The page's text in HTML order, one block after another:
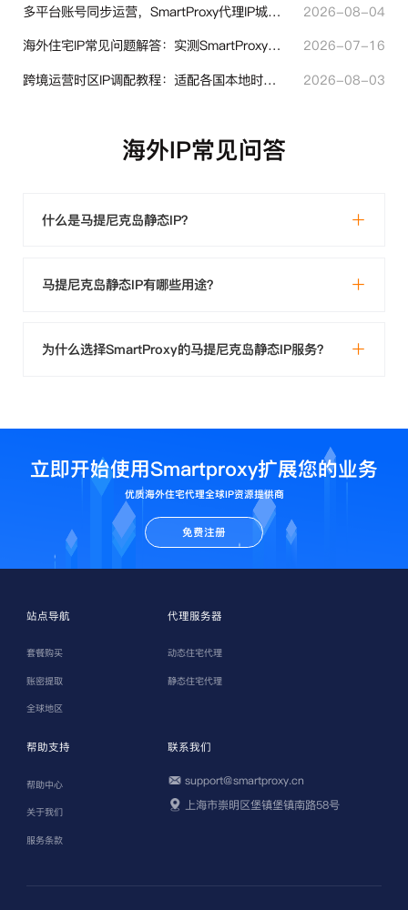
多平台账号同步运营，SmartProxy代理IP城市定位功能有哪些实用价值
2026-08-04
海外住宅IP常见问题解答：实测SmartProxy使用经验分享
2026-07-16
跨境运营时区IP调配教程：适配各国本地时区设置方法
2026-08-03
海外IP常见问答
什么是马提尼克岛静态IP？
马提尼克岛静态IP有哪些用途？
为什么选择SmartProxy的马提尼克岛静态IP服务？
立即开始使用Smartproxy扩展您的业务
优质海外住宅代理全球IP资源提供商
免费注册
站点导航
套餐购买
账密提取
全球地区
代理服务器
动态住宅代理
静态住宅代理
帮助支持
帮助中心
关于我们
服务条款
联系我们
support@smartproxy.cn
上海市崇明区堡镇堡镇南路58号